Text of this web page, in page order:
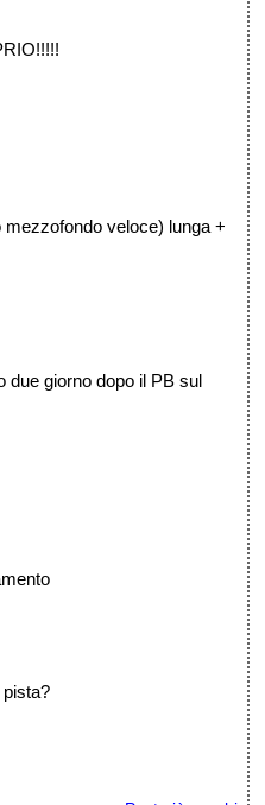
veloce) lunga +
due giorno dopo il PB sul